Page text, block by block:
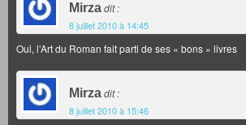
Mirzadit :
8 juillet 2010 à 14:45
Oui, l’Art du Roman fait parti de ses « bons » livres
Mirzadit :
8 juillet 2010 à 15:46